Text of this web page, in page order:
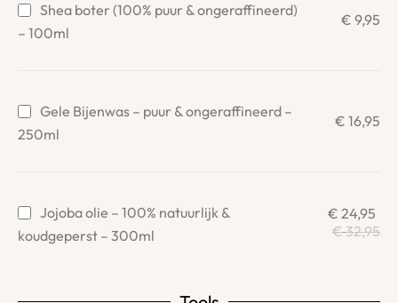
Shea boter (100% puur & ongeraffineerd)
– 100ml
€ 9,95
Gele Bijenwas – puur & ongeraffineerd –
250ml
€ 16,95
Jojoba olie – 100% natuurlijk &
koudgeperst – 300ml
€ 24,95
€32,95